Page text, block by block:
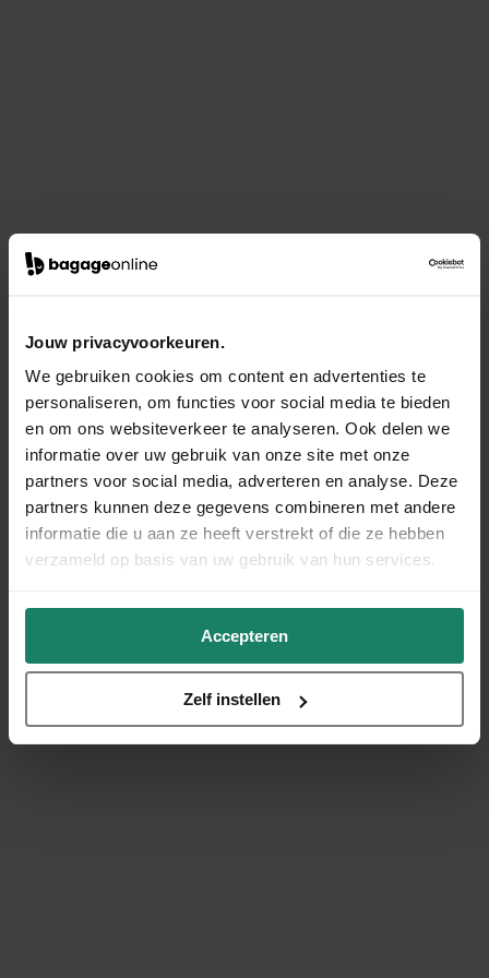
Jouw privacyvoorkeuren.
We gebruiken cookies om content en advertenties te
personaliseren, om functies voor social media te bieden
en om ons websiteverkeer te analyseren. Ook delen we
informatie over uw gebruik van onze site met onze
partners voor social media, adverteren en analyse. Deze
partners kunnen deze gegevens combineren met andere
informatie die u aan ze heeft verstrekt of die ze hebben
verzameld op basis van uw gebruik van hun services.
Accepteren
Zelf instellen